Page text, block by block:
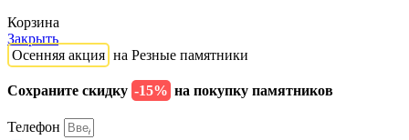
Корзина
Закрыть
Осенняя акция на Резные памятники
Сохраните скидку -15% на покупку памятников
Телефон